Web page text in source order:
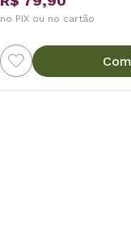
no PIX ou no cartão